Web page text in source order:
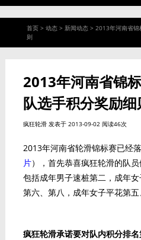
首页> 动态> 新闻动态> 2013年河南省锦
则
2013年河南省锦
队选手积分奖励细
疯狂轮滑发表于 2013-09-02 阅读46次
2013年河南省轮滑锦标赛已经
片），首先恭喜疯狂轮滑的队
包括成年男子速桩第二，成年
第六、第八，成年女子平花第五
疯狂轮滑承诺要对队内积分排